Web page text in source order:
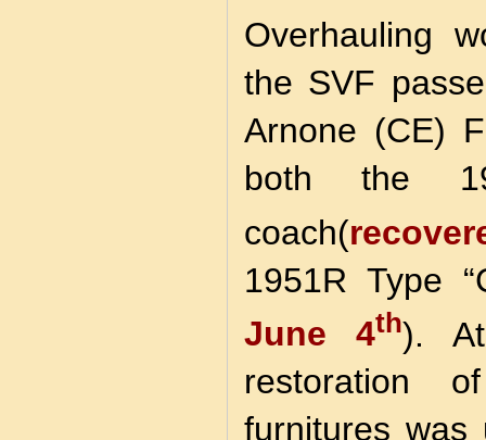
Overhauling
the SVF
Arnone (CE)
both the
coach(
1951R Type
June 4th).
restoration
furnitures was